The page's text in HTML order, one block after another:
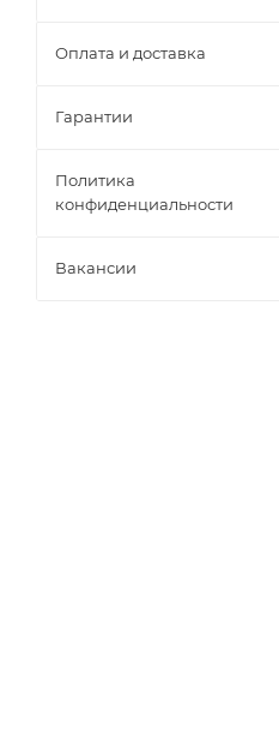
Оплата и доставка
Гарантии
Политика
конфиденциальности
Вакансии